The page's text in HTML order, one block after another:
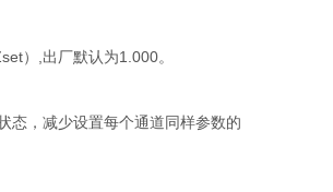
）,出厂默认为1.000。
态，减少设置每个通道同样参数的